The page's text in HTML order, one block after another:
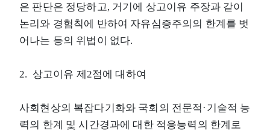
은 판단은 정당하고, 거기에 상고이유 주장과 같이
논리와 경험칙에 반하여 자유심증주의의 한계를 벗
어나는 등의 위법이 없다.
2. 상고이유 제2점에 대하여
사회현상의 복잡다기화와 국회의 전문적·기술적 능
력의 한계 및 시간경과에 대한 적응능력의 한계로